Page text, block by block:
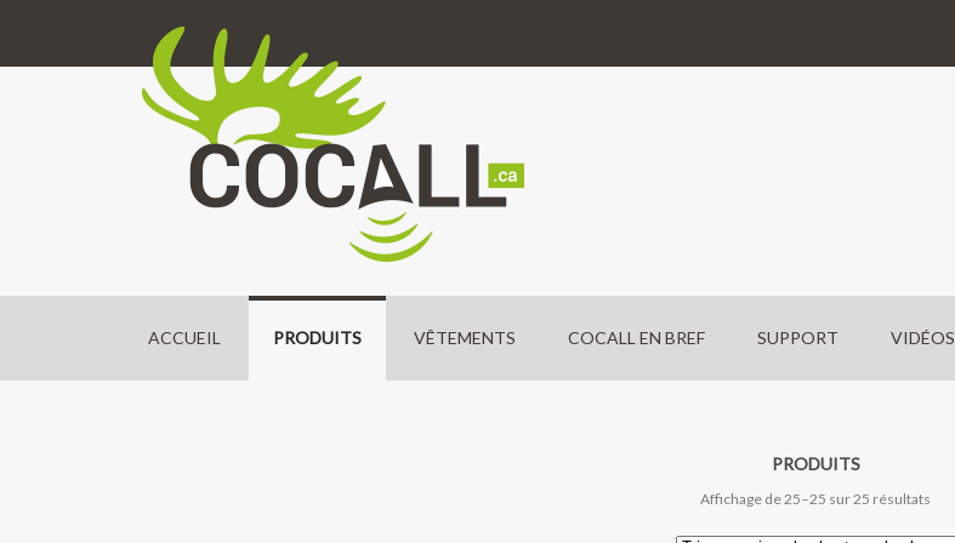
ACCUEIL PRODUITS VÊTEMENTS COCALL EN BREF SUPPORT VIDÉOS
PRODUITS
Affichage de 25–25 sur 25 résultats